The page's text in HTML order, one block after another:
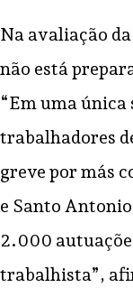
Na avaliação
não está
“Em uma
trabalhadores
greve por más
e Santo
2.000
trabalhista”,